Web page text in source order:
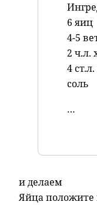
6 яиц
4-5
2 ч.л.
4
соль
…
и делаем
Яйца положите